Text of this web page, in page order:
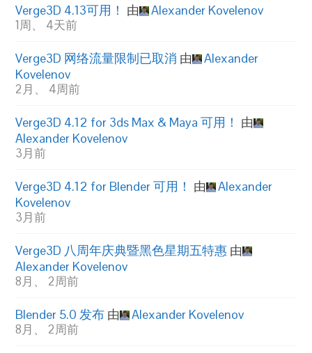
Verge3D 4.13可用！ 由 Alexander Kovelenov
1周、 4天前
Verge3D 网络流量限制已取消 由
Alexander
Kovelenov
2月、 4周前
Verge3D 4.12 for 3ds Max & Maya 可用！ 由
Alexander Kovelenov
3月前
Verge3D 4.12 for Blender 可用！ 由
Alexander
Kovelenov
3月前
Verge3D 八周年庆典暨黑色星期五特惠 由
Alexander Kovelenov
8月、 2周前
Blender 5.0 发布 由 Alexander Kovelenov
8月、 2周前